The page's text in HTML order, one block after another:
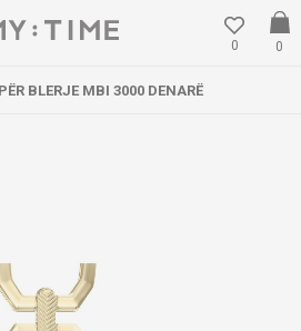
0
0
BLERJE MBI 3000 DENARË